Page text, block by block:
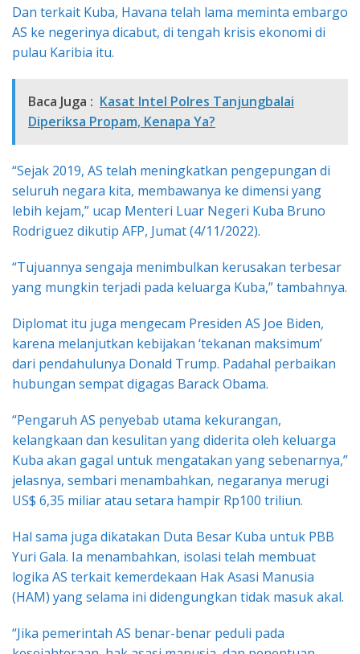
Dan terkait Kuba, Havana telah lama meminta embargo
AS ke negerinya dicabut, di tengah krisis ekonomi di
pulau Karibia itu.
Baca Juga : Kasat Intel Polres Tanjungbalai
Diperiksa Propam, Kenapa Ya?
“Sejak 2019, AS telah meningkatkan pengepungan di
seluruh negara kita, membawanya ke dimensi yang
lebih kejam,” ucap Menteri Luar Negeri Kuba Bruno
Rodriguez dikutip AFP, Jumat (4/11/2022).
“Tujuannya sengaja menimbulkan kerusakan terbesar
yang mungkin terjadi pada keluarga Kuba,” tambahnya.
Diplomat itu juga mengecam Presiden AS Joe Biden,
karena melanjutkan kebijakan ‘tekanan maksimum’
dari pendahulunya Donald Trump. Padahal perbaikan
hubungan sempat digagas Barack Obama.
“Pengaruh AS penyebab utama kekurangan,
kelangkaan dan kesulitan yang diderita oleh keluarga
Kuba akan gagal untuk mengatakan yang sebenarnya,”
jelasnya, sembari menambahkan, negaranya merugi
US$ 6,35 miliar atau setara hampir Rp100 triliun.
Hal sama juga dikatakan Duta Besar Kuba untuk PBB
Yuri Gala. Ia menambahkan, isolasi telah membuat
logika AS terkait kemerdekaan Hak Asasi Manusia
(HAM) yang selama ini didengungkan tidak masuk akal.
“Jika pemerintah AS benar-benar peduli pada